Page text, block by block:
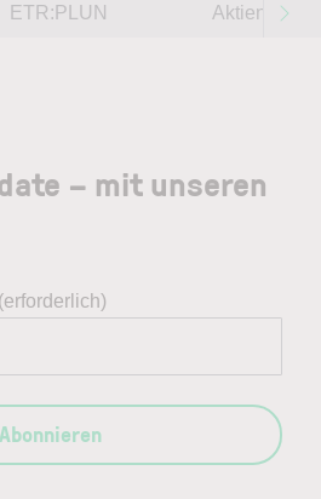
ETR:PLUN Aktien im
– mit unseren
(erforderlich)
Abonnieren